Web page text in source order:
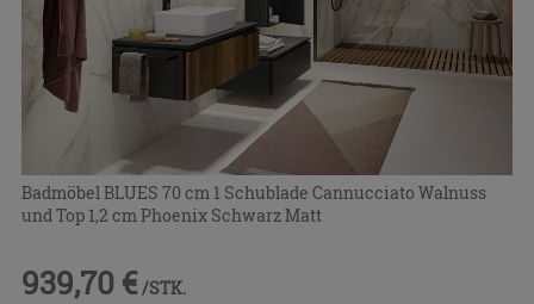
Badmöbel BLUES 70 cm 1 Schublade Cannucciato Walnuss
und Top 1,2 cm Phoenix Schwarz Matt
939,70 € /STK.